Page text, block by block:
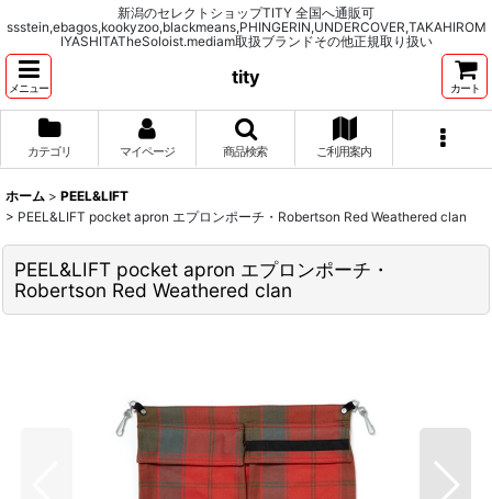
新潟のセレクトショップTITY 全国へ通販可
ssstein,ebagos,kookyzoo,blackmeans,PHINGERIN,UNDERCOVER,TAKAHIROM
IYASHITATheSoloist.mediam取扱ブランドその他正規取り扱い
メニュー
tity
カート
カテゴリ マイページ 商品検索 ご利用案内
ホーム > PEEL&LIFT
> PEEL&LIFT pocket apron エプロンポーチ・Robertson Red Weathered clan
PEEL&LIFT pocket apron エプロンポーチ・
Robertson Red Weathered clan